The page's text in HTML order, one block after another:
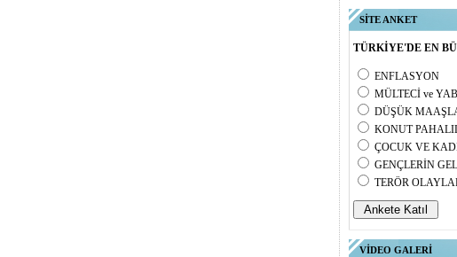
SİTE ANKET
TÜRKİYE'DE EN
ENFLASYON
MÜLTECİ ve
DÜŞÜK
KONUT
ÇOCUK VE
GENÇLERİN
TERÖR
VİDEO GALERİ